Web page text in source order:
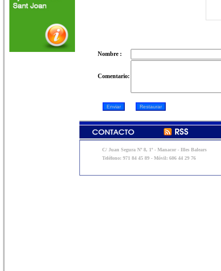
Nombre :
Comentario:
C/ Juan Segura Nº 8, 1º - Manacor - Illes Balears
Teléfono: 971 84 45 89 - Móvil: 606 44 29 76